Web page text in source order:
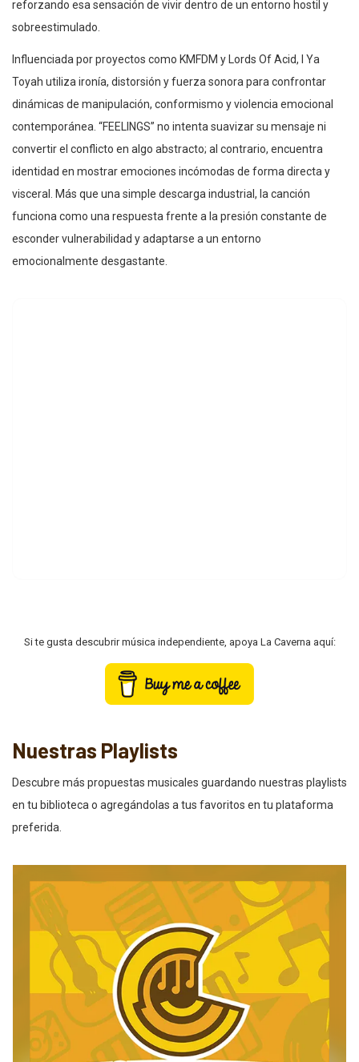
reforzando esa sensación de vivir dentro de un entorno hostil y
sobreestimulado.
Influenciada por proyectos como KMFDM y Lords Of Acid, I Ya
Toyah utiliza ironía, distorsión y fuerza sonora para confrontar
dinámicas de manipulación, conformismo y violencia emocional
contemporánea. “FEELINGS” no intenta suavizar su mensaje ni
convertir el conflicto en algo abstracto; al contrario, encuentra
identidad en mostrar emociones incómodas de forma directa y
visceral. Más que una simple descarga industrial, la canción
funciona como una respuesta frente a la presión constante de
esconder vulnerabilidad y adaptarse a un entorno
emocionalmente desgastante.
Si te gusta descubrir música independiente, apoya La Caverna aquí:
Nuestras Playlists
Descubre más propuestas musicales guardando nuestras playlists
en tu biblioteca o agregándolas a tus favoritos en tu plataforma
preferida.